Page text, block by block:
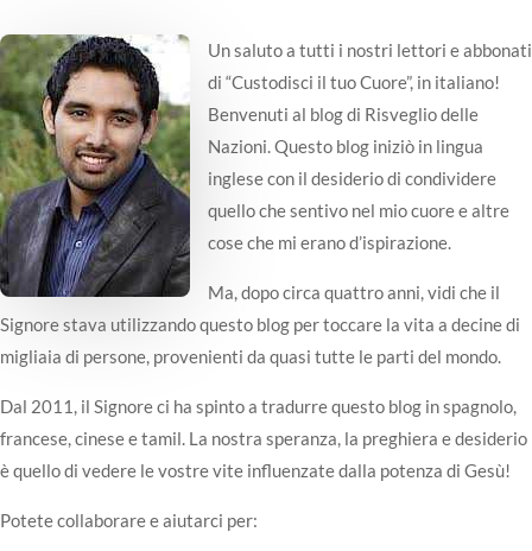
Un saluto a tutti i nostri lettori e abbonati
di “Custodisci il tuo Cuore”, in italiano!
Benvenuti al blog di Risveglio delle
Nazioni. Questo blog iniziò in lingua
inglese con il desiderio di condividere
quello che sentivo nel mio cuore e altre
cose che mi erano d’ispirazione.
Ma, dopo circa quattro anni, vidi che il
Signore stava utilizzando questo blog per toccare la vita a decine di
migliaia di persone, provenienti da quasi tutte le parti del mondo.
Dal 2011, il Signore ci ha spinto a tradurre questo blog in spagnolo,
francese, cinese e tamil. La nostra speranza, la preghiera e desiderio
è quello di vedere le vostre vite influenzate dalla potenza di Gesù!
Potete collaborare e aiutarci per: